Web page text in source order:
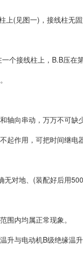
(见图一)，接线柱无
个接线柱上，B.B压在
轴向串动，万万不可缺少
作用，可把时间继电
对地、(装配好后用
围内均属正常现象。
与电动机B级绝缘